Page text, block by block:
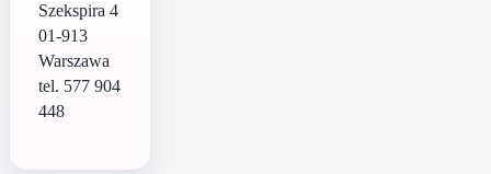
Szekspira 4
01-913
Warszawa
tel. 577 904
448